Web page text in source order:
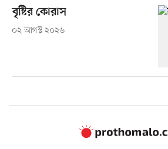
বৃষ্টির কোরাস
০২ আগস্ট ২০২৬